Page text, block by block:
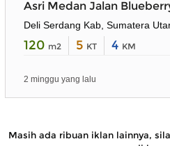
Asri Medan Jalan
Deli Serdang Kab, Sumatera
120 m2 5 KT 4 KM
2 minggu yang lalu
Masih ada ribuan iklan lainnya,